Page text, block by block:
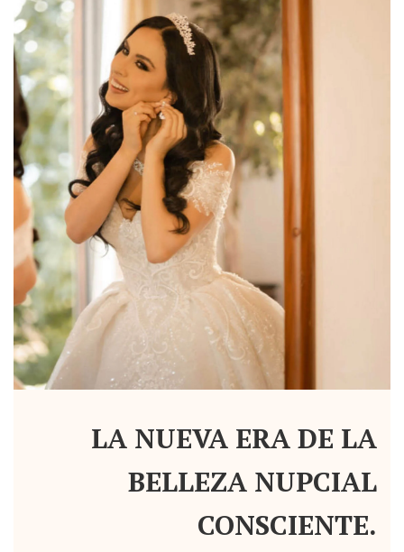
LA NUEVA ERA DE LA
BELLEZA NUPCIAL
CONSCIENTE.